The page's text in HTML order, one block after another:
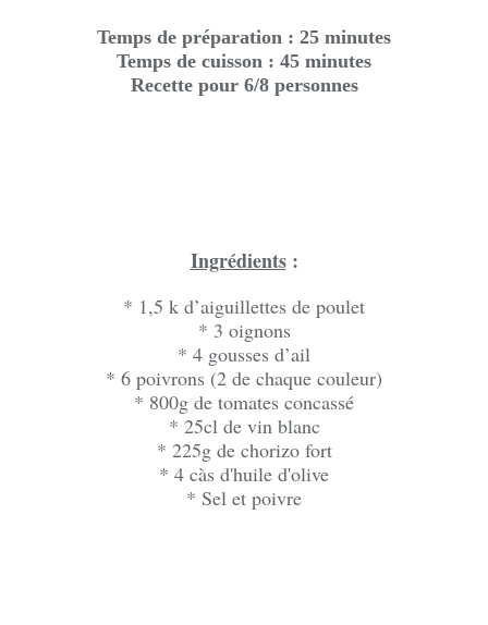
Temps de préparation : 25 minutes
Temps de cuisson : 45 minutes
Recette pour 6/8 personnes
Ingrédients:
* 1,5 k d’aiguillettes de poulet
* 3 oignons
* 4 gousses d’ail
* 6 poivrons (2 de chaque couleur)
* 800g de tomates concassé
* 25cl de vin blanc
* 225g de chorizo fort
* 4 càs d'huile d'olive
* Sel et poivre